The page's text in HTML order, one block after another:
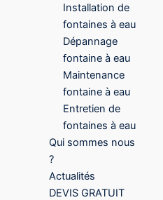
Installation de
fontaines à eau
Dépannage
fontaine à eau
Maintenance
fontaine à eau
Entretien de
fontaines à eau
Qui sommes nous
?
Actualités
DEVIS GRATUIT